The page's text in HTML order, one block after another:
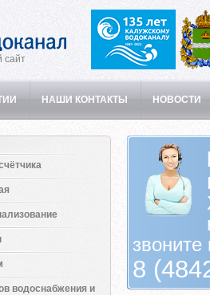
сайт
НАШИ КОНТАКТЫ НОВОСТИ
водоснабжения и
звоните
8